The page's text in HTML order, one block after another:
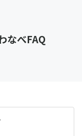
なべFAQ